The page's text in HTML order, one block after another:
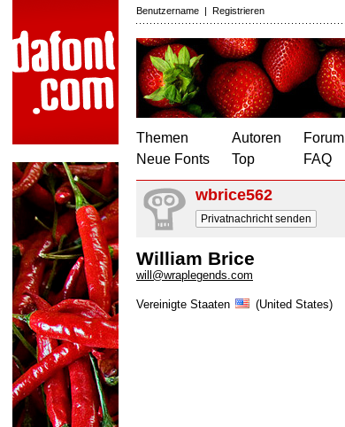
Benutzername | Registrieren
Themen
Neue Fonts
Autoren
Top
Forum
FAQ
wbrice562
Privatnachricht senden
William Brice
will@wraplegends.com
Vereinigte Staaten (United States)